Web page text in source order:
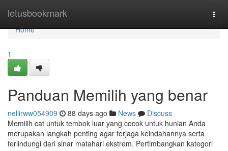
letusbookmark
Home
Home
1
Panduan Memilih yang benar
nellirww054909 88 days ago News
Discuss
Memilih cat untuk tembok luar yang cocok untuk hunian Anda
merupakan langkah penting agar terjaga keindahannya serta
terlindungi dari sinar matahari ekstrem. Pertimbangkan kategori